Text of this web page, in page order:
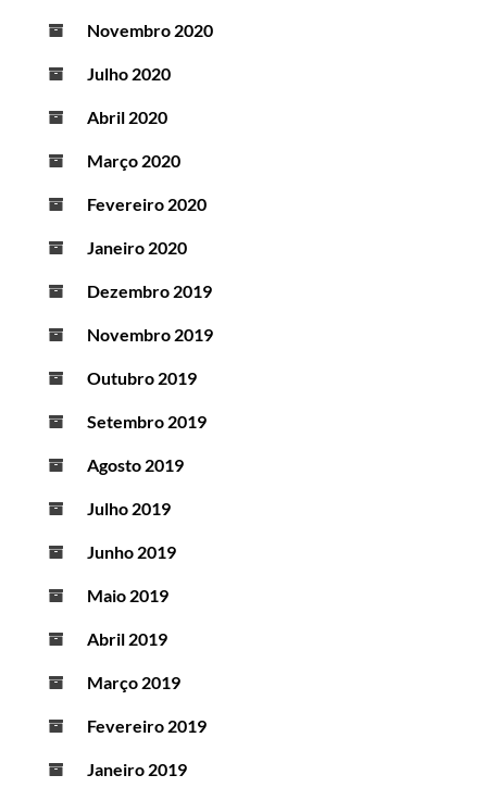
Novembro 2020
Julho 2020
Abril 2020
Março 2020
Fevereiro 2020
Janeiro 2020
Dezembro 2019
Novembro 2019
Outubro 2019
Setembro 2019
Agosto 2019
Julho 2019
Junho 2019
Maio 2019
Abril 2019
Março 2019
Fevereiro 2019
Janeiro 2019